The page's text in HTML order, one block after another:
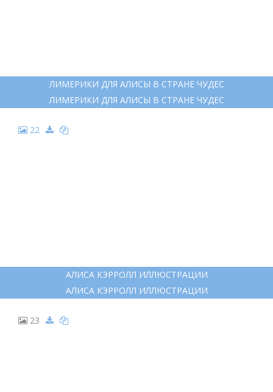
ЛИМЕРИКИ ДЛЯ АЛИСЫ В СТРАНЕ ЧУДЕС
ЛИМЕРИКИ ДЛЯ АЛИСЫ В СТРАНЕ ЧУДЕС
22
АЛИСА КЭРРОЛЛ ИЛЛЮСТРАЦИИ
АЛИСА КЭРРОЛЛ ИЛЛЮСТРАЦИИ
23